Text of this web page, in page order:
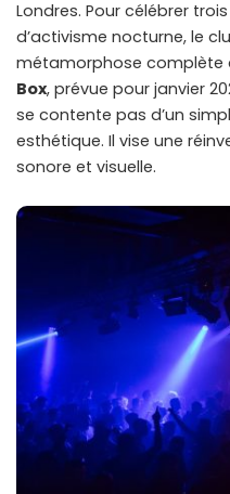
Londres. Pour célébrer
d’activisme nocturne, le
métamorphose complète
Box, prévue pour janvier
se contente pas d’un
esthétique. Il vise une
sonore et visuelle.